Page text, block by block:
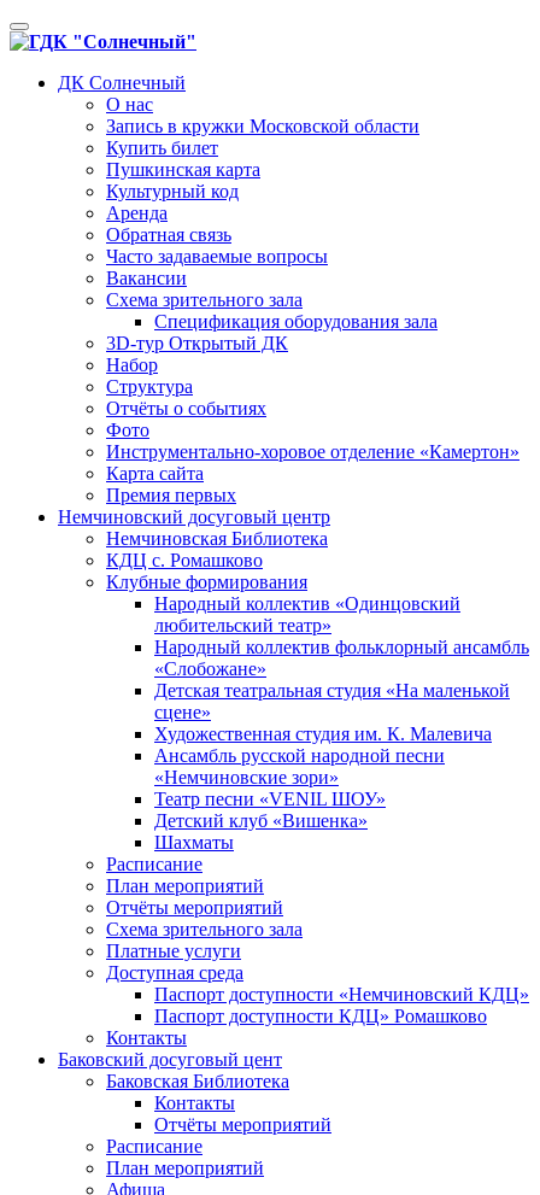
Toggle
navigation
ДК Солнечный
О нас
Запись в кружки Московской области
Купить билет
Пушкинская карта
Культурный код
Аренда
Обратная связь
Часто задаваемые вопросы
Вакансии
Схема зрительного зала
Спецификация оборудования зала
3D-тур Открытый ДК
Набор
Структура
Отчёты о событиях
Фото
Инструментально-хоровое отделение «Камертон»
Карта сайта
Премия первых
Немчиновский досуговый центр
Немчиновская Библиотека
КДЦ с. Ромашково
Клубные формирования
Народный коллектив «Одинцовский
любительский театр»
Народный коллектив фольклорный ансамбль
«Слобожане»
Детская театральная студия «На маленькой
сцене»
Художественная студия им. К. Малевича
Ансамбль русской народной песни
«Немчиновские зори»
Театр песни «VENIL ШОУ»
Детский клуб «Вишенка»
Шахматы
Расписание
План мероприятий
Отчёты мероприятий
Схема зрительного зала
Платные услуги
Доступная среда
Паспорт доступности «Немчиновский КДЦ»
Паспорт доступности КДЦ» Ромашково
Контакты
Баковский досуговый цент
Баковская Библиотека
Контакты
Отчёты мероприятий
Расписание
План мероприятий
Афиша